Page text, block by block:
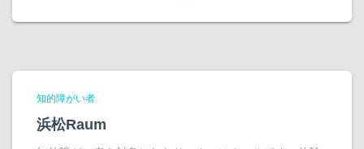
知的障がい者
浜松Raum